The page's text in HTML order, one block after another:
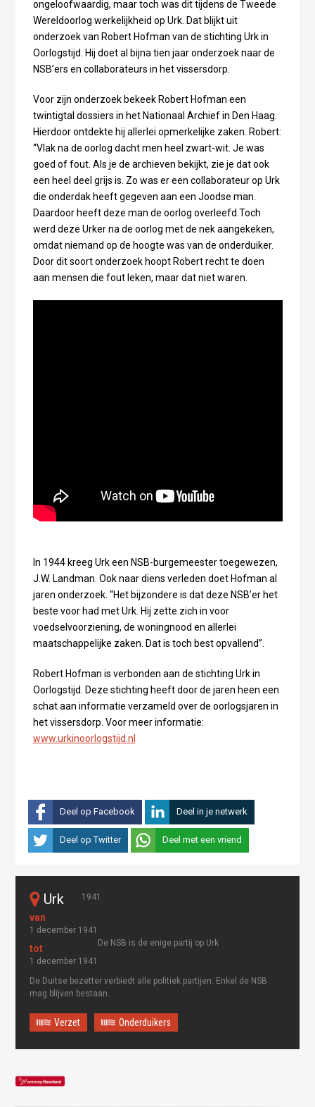
ongeloofwaardig, maar toch was dit tijdens de Tweede
Wereldoorlog werkelijkheid op Urk. Dat blijkt uit
onderzoek van Robert Hofman van de stichting Urk in
Oorlogstijd. Hij doet al bijna tien jaar onderzoek naar de
NSB’ers en collaborateurs in het vissersdorp.
Voor zijn onderzoek bekeek Robert Hofman een
twintigtal dossiers in het Nationaal Archief in Den Haag.
Hierdoor ontdekte hij allerlei opmerkelijke zaken. Robert:
“Vlak na de oorlog dacht men heel zwart-wit. Je was
goed of fout. Als je de archieven bekijkt, zie je dat ook
een heel deel grijs is. Zo was er een collaborateur op Urk
die onderdak heeft gegeven aan een Joodse man.
Daardoor heeft deze man de oorlog overleefd.Toch
werd deze Urker na de oorlog met de nek aangekeken,
omdat niemand op de hoogte was van de onderduiker.
Door dit soort onderzoek hoopt Robert recht te doen
aan mensen die fout leken, maar dat niet waren.
In 1944 kreeg Urk een NSB-burgemeester toegewezen,
J.W. Landman. Ook naar diens verleden doet Hofman al
jaren onderzoek. “Het bijzondere is dat deze NSB’er het
beste voor had met Urk. Hij zette zich in voor
voedselvoorziening, de woningnood en allerlei
maatschappelijke zaken. Dat is toch best opvallend”.
Robert Hofman is verbonden aan de stichting Urk in
Oorlogstijd. Deze stichting heeft door de jaren heen een
schat aan informatie verzameld over de oorlogsjaren in
het vissersdorp. Voor meer informatie:
www.urkinoorlogstijd.nl
Deel op Facebook Deel in je netwerk
Deel op Twitter Deel met een vriend
Urk 1941
1 december 1941
1 december 1941
De NSB is de enige partij op Urk
De Duitse bezetter verbiedt alle politiek partijen. Enkel de NSB
mag blijven bestaan.
Verzet Onderduikers